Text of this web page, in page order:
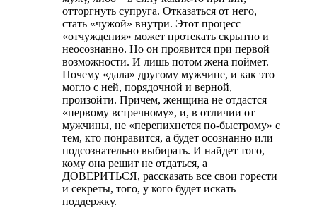
отторгнуть супруга. Отказаться от него,
стать «чужой» внутри. Этот процесс
«отчуждения» может протекать скрытно и
неосознанно. Но он проявится при первой
возможности. И лишь потом жена поймет.
Почему «дала» другому мужчине, и как это
могло с ней, порядочной и верной,
произойти. Причем, женщина не отдастся
«первому встречному», и, в отличии от
мужчины, не «перепихнется по-быстрому» с
тем, кто понравится, а будет осознанно или
подсознательно выбирать. И найдет того,
кому она решит не отдаться, а
ДОВЕРИТЬСЯ, рассказать все свои горести
и секреты, того, у кого будет искать
поддержку.